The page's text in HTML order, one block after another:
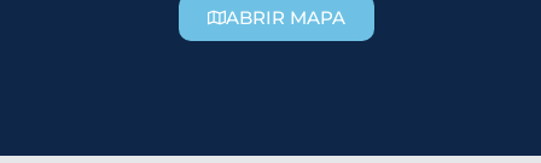
ABRIR MAPA